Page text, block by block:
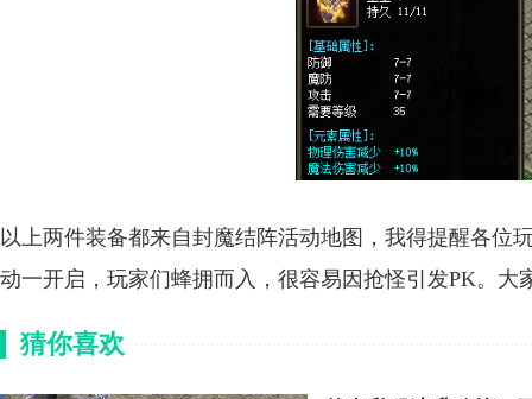
以上两件装备都来自封魔结阵活动地图，我得提醒各位
动一开启，玩家们蜂拥而入，很容易因抢怪引发PK。
猜你喜欢